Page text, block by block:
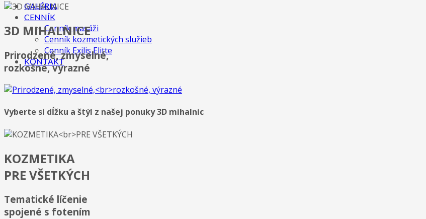
GALÉRIA
CENNÍK
Cenník masáži
Cenník kozmetických služieb
Cenník Exilis Elitte
KONTAKT
3D MIHALNICE
Prirodzené, zmyselné,
rozkošné, výrazné
Vyberte si dĺžku a štýl z našej ponuky 3D mihalnic
KOZMETIKA
PRE VŠETKÝCH
Tematické líčenie
spojené s fotením